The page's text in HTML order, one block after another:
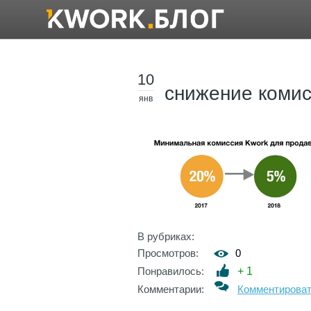
10
янв снижение
В рубриках:
Просмотров:
0
Понравилось:
+ 1
Комментарии: